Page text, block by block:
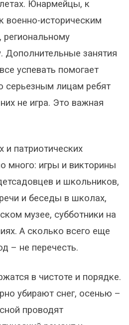
Юнармейцы, к
военно-историческим
Дополнительные занятия
успевать помогает
серьезным лицам ребят
не игра. Это важная
и патриотических
много: игры и викторины
и школьников,
и беседы в школах,
музее, субботники на
А сколько всего еще
– не перечесть.
в чистоте и порядке.
убирают снег, осенью –
проводят